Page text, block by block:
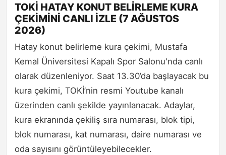
TOKİ HATAY KONUT BELİRLEME KURA
ÇEKİMİNİ CANLI İZLE (7 AĞUSTOS
2026)
Hatay konut belirleme kura çekimi, Mustafa
Kemal Üniversitesi Kapalı Spor Salonu'nda canlı
olarak düzenleniyor. Saat 13.30’da başlayacak bu
kura çekimi, TOKİ’nin resmi Youtube kanalı
üzerinden canlı şekilde yayınlanacak. Adaylar,
kura ekranında çekiliş sıra numarası, blok tipi,
blok numarası, kat numarası, daire numarası ve
oda sayısını görüntüleyebilecekler.